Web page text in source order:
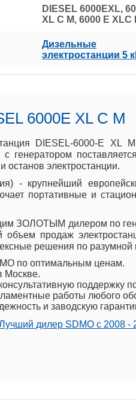
DIESEL 6000EXL,
XL C M, 6000 Е XLС
Дизельные
электростанции 5
6000E XL C M
DIESEL-6000-E
генератором
останов электростанции.
- крупнейший
портативные и
ЗОЛОТЫМ дилером по
объем продаж
решения по разумной
по оптимальным ценам.
Москве.
поддержку
работы любого
и заводскую
дилер SDMO с 2008 -